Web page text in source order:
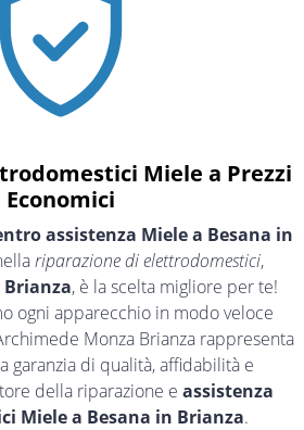
Miele a Prezzi
Economici
assistenza Miele a Besana in
riparazione di elettrodomestici,
, è la scelta migliore per te!
ogni apparecchio in modo veloce
Monza Brianza rappresenta
garanzia di qualità, affidabilità e
della riparazione e assistenza
Miele a Besana in Brianza.